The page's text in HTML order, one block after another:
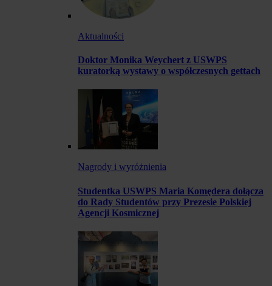
Aktualności
Doktor Monika Weychert z USWPS
kuratorką wystawy o współczesnych gettach
Nagrody i wyróżnienia
Studentka USWPS Maria Komędera dołącza
do Rady Studentów przy Prezesie Polskiej
Agencji Kosmicznej